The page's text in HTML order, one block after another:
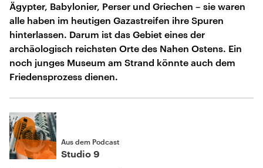
Ägypter, Babylonier, Perser und Griechen – sie waren
alle haben im heutigen Gazastreifen ihre Spuren
hinterlassen. Darum ist das Gebiet eines der
archäologisch reichsten Orte des Nahen Ostens. Ein
noch junges Museum am Strand könnte auch dem
Friedensprozess dienen.
Aus dem Podcast
Studio 9